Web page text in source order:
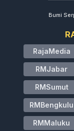
Bumi
RajaMedia
RMJabar
RMSumut
RMBengkulu
RMMaluku